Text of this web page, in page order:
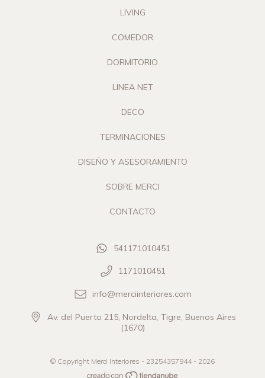
LIVING
COMEDOR
DORMITORIO
LINEA NET
DECO
TERMINACIONES
DISEÑO Y ASESORAMIENTO
SOBRE MERCI
CONTACTO
541171010451
1171010451
info@merciinteriores.com
Av. del Puerto 215, Nordelta, Tigre, Buenos Aires
(1670)
© Copyright Merci Interiores - 23254357944 - 2026